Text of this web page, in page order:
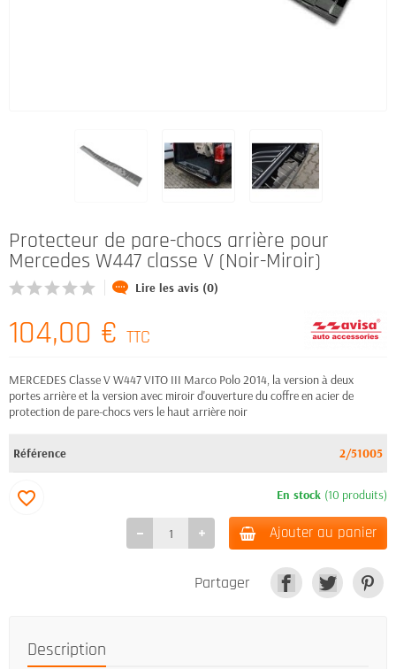
Protecteur de pare-chocs arrière pour
Mercedes W447 classe V (Noir-Miroir)
Lire les avis (0)
104,00 € TTC
MERCEDES Classe V W447 VITO III Marco Polo 2014, la version à deux
portes arrière et la version avec miroir d'ouverture du coffre en acier de
protection de pare-chocs vers le haut arrière noir
Référence 2/51005
En stock (10 produits)
Ajouter au panier
favorite_border
Partager
Description